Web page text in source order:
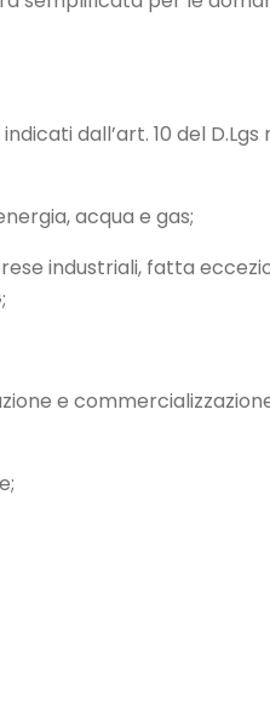
dall’art. 10 del D.Lgs
acqua e gas;
industriali, fatta
e